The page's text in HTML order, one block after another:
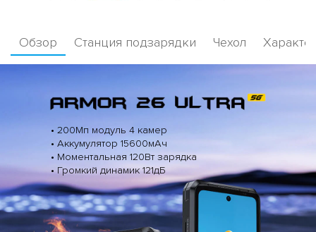
Обзор Станция подзарядки Чехол
• 200Мп модуль 4 камер
• Аккумулятор 15600мАч
• Моментальная 120Вт зарядка
• Громкий динамик 121дБ